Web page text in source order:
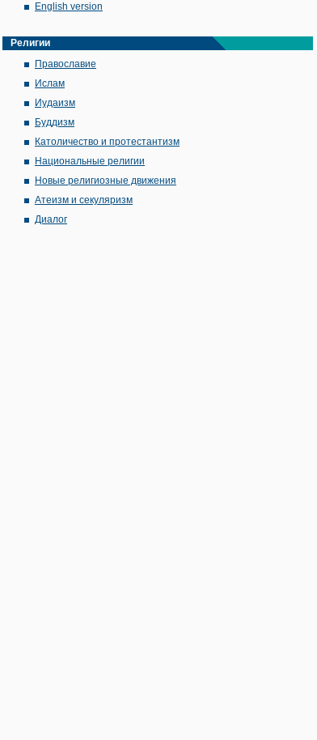
English version
Религии
Православие
Ислам
Иудаизм
Буддизм
Католичество и протестантизм
Национальные религии
Новые религиозные движения
Атеизм и секуляризм
Диалог